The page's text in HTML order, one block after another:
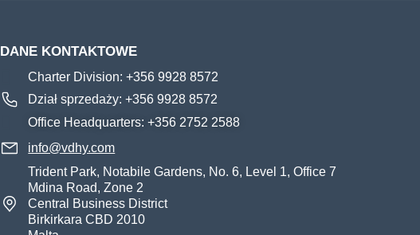
DANE KONTAKTOWE
Charter Division: +356 9928 8572
Dział sprzedaży: +356 9928 8572
Office Headquarters: +356 2752 2588
info@vdhy.com
Trident Park, Notabile Gardens, No. 6, Level 1, Office 7
Mdina Road, Zone 2
Central Business District
Birkirkara CBD 2010